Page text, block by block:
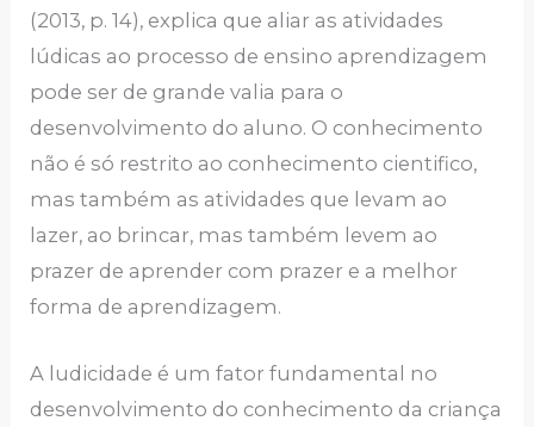
(2013, p. 14), explica que aliar as atividades
lúdicas ao processo de ensino aprendizagem
pode ser de grande valia para o
desenvolvimento do aluno. O conhecimento
não é só restrito ao conhecimento cientifico,
mas também as atividades que levam ao
lazer, ao brincar, mas também levem ao
prazer de aprender com prazer e a melhor
forma de aprendizagem.
A ludicidade é um fator fundamental no
desenvolvimento do conhecimento da criança